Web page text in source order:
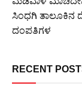
ಸಿಂಧಗಿ ತಾಲೂಕಿನ
ದಂಪತಿಗಳ
RECENT